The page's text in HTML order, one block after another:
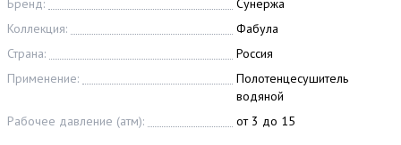
Бренд:
Сунержа
Коллекция:
Фабула
Страна:
Россия
Применение:
Полотенцесушитель
водяной
Рабочее давление (атм):
от 3 до 15